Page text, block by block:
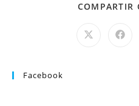
COMPARTIR
Facebook